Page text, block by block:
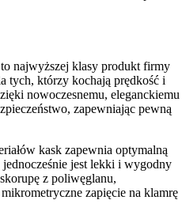
najwyższej klasy produkt firmy
tych, którzy kochają prędkość i
nowoczesnemu, eleganckiemu
zapewniając pewną
kask zapewnia optymalną
jest lekki i wygodny
z poliwęglanu,
zapięcie na klamrę